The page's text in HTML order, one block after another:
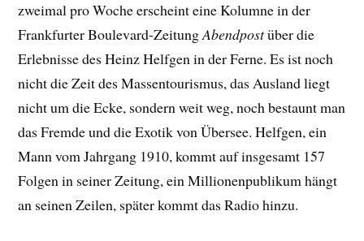
zweimal pro Woche erscheint eine Kolumne in der
Frankfurter Boulevard-ZeitungAbendpostüber die
Erlebnisse des Heinz Helfgen in der Ferne. Es ist noch
nicht die Zeit des Massentourismus, das Ausland liegt
nicht um die Ecke, sondern weit weg, noch bestaunt man
das Fremde und die Exotik von Übersee. Helfgen, ein
Mann vom Jahrgang 1910, kommt auf insgesamt 157
Folgen in seiner Zeitung, ein Millionenpublikum hängt
an seinen Zeilen, später kommt das Radio hinzu.